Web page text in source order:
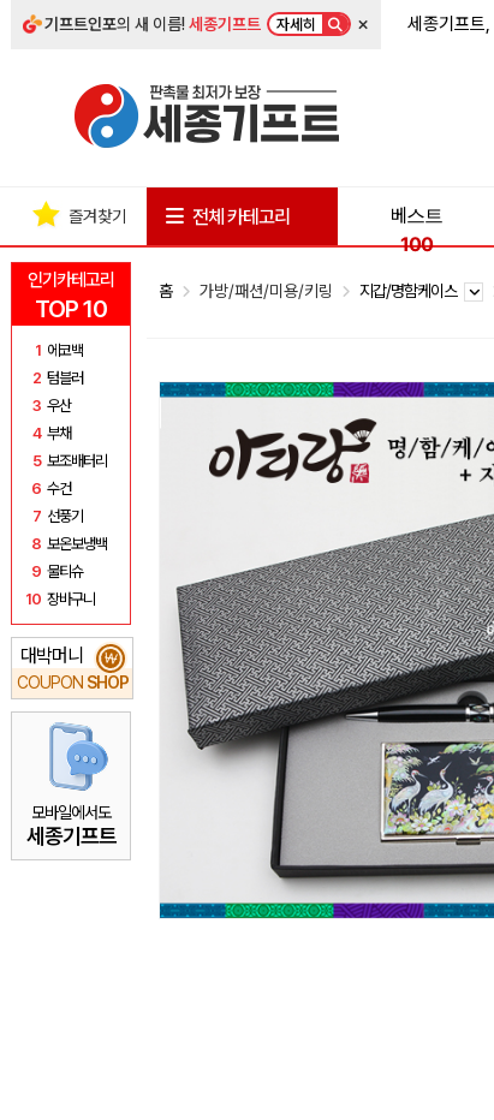
기프트인포의 새 이름!세종기프트 자세히 × 세종기프트,
인기카테고리
TOP 10
1 에코백
2 텀블러
3 우산
4 부채
5 보조배터리
6 수건
7 선풍기
8 보온보냉백
9 물티슈
10 장바구니
대박머니
COUPON SHOP
₩
모바일에서도
세종기프트
즐겨찾기 전체 카테고리
베스트
100
홈 가방/패션/미용/키링 지갑/명함케이스